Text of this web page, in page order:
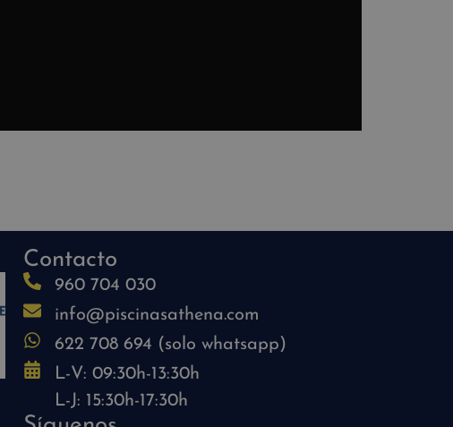
Contacto
960 704 030
info@piscinasathena.com
622 708 694 (solo whatsapp)
L-V: 09:30h-13:30h
L-J: 15:30h-17:30h